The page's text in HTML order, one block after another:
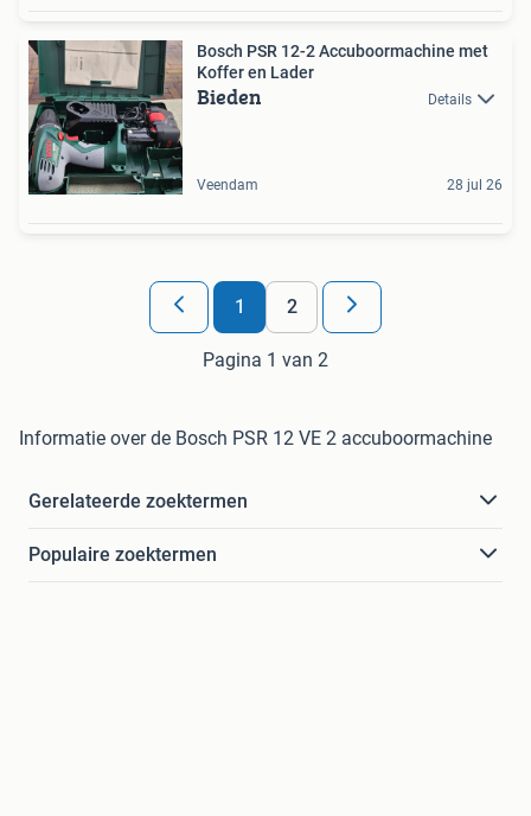
Bosch PSR 12-2 Accuboormachine met
Koffer en Lader
Bieden Details
Veendam 28 jul 26
1 2
Pagina 1 van 2
Informatie over de Bosch PSR 12 VE 2 accuboormachine
Gerelateerde zoektermen
Populaire zoektermen